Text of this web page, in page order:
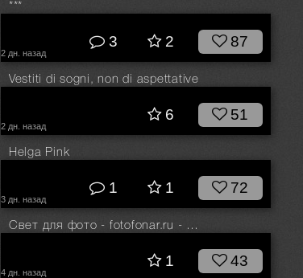
***
2 дн. назад
3 2 87
Vestiti di sogni, non di aspettative
2 дн. назад
6 51
Helga Pink
3 дн. назад
1 1 72
Свет для фото - fotofonar.ru - Скидка 10% промокод: ЛЕТО
4 дн. назад
1 43